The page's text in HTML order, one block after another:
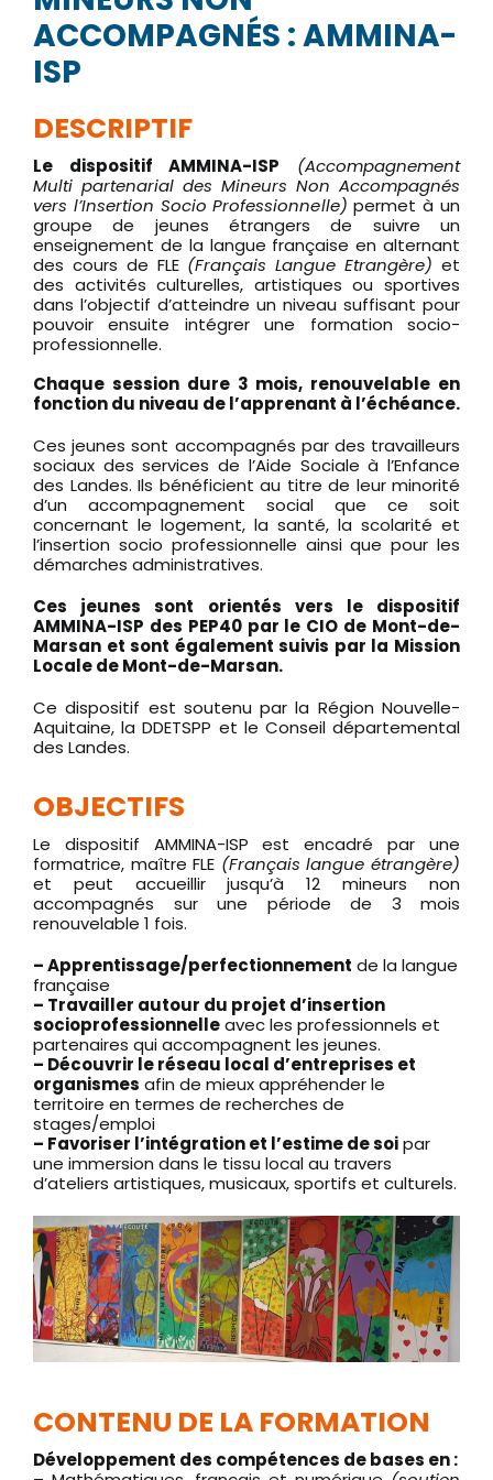
ACCOMPAGNÉS : AMMINA-
ISP
DESCRIPTIF
Le dispositif AMMINA-ISP (Accompagnement
Multi partenarial des Mineurs Non Accompagnés
vers l’Insertion Socio Professionnelle) permet à un
groupe de jeunes étrangers de suivre un
enseignement de la langue française en alternant
des cours de FLE(Français Langue Etrangère) et
des activités culturelles, artistiques ou sportives
dans l’objectif d’atteindre un niveau suffisant pour
pouvoir ensuite intégrer une formation socio-
professionnelle.
Chaque session dure 3 mois, renouvelable en
fonction du niveau de l’apprenant à l’échéance.
Ces jeunes sont accompagnés par des travailleurs
sociaux des services de l’Aide Sociale à l’Enfance
des Landes. Ils bénéficient au titre de leur minorité
d’un accompagnement social que ce soit
concernant le logement, la santé, la scolarité et
l’insertion socio professionnelle ainsi que pour les
démarches administratives.
Ces jeunes sont orientés vers le dispositif
AMMINA-ISP des PEP40 par le CIO de Mont-de-
Marsan et sont également suivis par la Mission
Locale de Mont-de-Marsan.
Ce dispositif est soutenu par la Région Nouvelle-
Aquitaine, la DDETSPP et le Conseil départemental
des Landes.
OBJECTIFS
Le dispositif AMMINA-ISP est encadré par une
formatrice, maître FLE (Français langue étrangère)
et peut accueillir jusqu’à 12 mineurs non
accompagnés sur une période de 3 mois
renouvelable 1 fois.
– Apprentissage/perfectionnement de la langue
française
– Travailler autour du projet d’insertion
socioprofessionnelleavec les professionnels et
partenaires qui accompagnent les jeunes.
– Découvrir le réseau local d’entreprises et
organismes afin de mieux appréhender le
territoire en termes de recherches de
stages/emploi
– Favoriser l’intégration et l’estime de soipar
une immersion dans le tissu local au travers
d’ateliers artistiques, musicaux, sportifs et culturels.
CONTENU DE LA FORMATION
Développement des compétences de bases en :